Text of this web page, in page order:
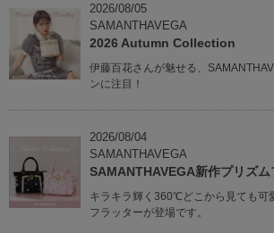
2026/08/05
SAMANTHAVEGA
2026 Autumn Collection
伊藤百花さんが魅せる、
ンに注目！
2026/08/04
SAMANTHAVEGA
SAMANTHAVEGA新作プリズム
キラキラ輝く360℃どこから見ても可
フラッターが登場です。